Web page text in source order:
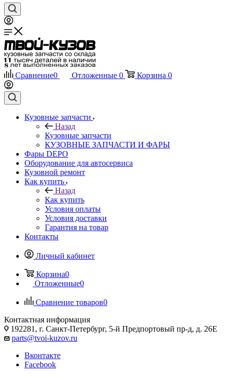
Сравнение0 Отложенные 0 Корзина 0
Кузовные запчасти
Назад
Кузовные запчасти
КУЗОВНЫЕ ЗАПЧАСТИ И ФАРЫ
Фары DEPO
Оборудование для автосервиса
Кузовной ремонт
Как купить
Назад
Как купить
Условия оплаты
Условия доставки
Гарантия на товар
Контакты
Личный кабинет
Корзина0
Отложенные0
Сравнение товаров0
Контактная информация
192281, г. Санкт-Петербург, 5-й Предпортовый пр-д, д. 26Е
parts@tvoi-kuzov.ru
Вконтакте
Facebook